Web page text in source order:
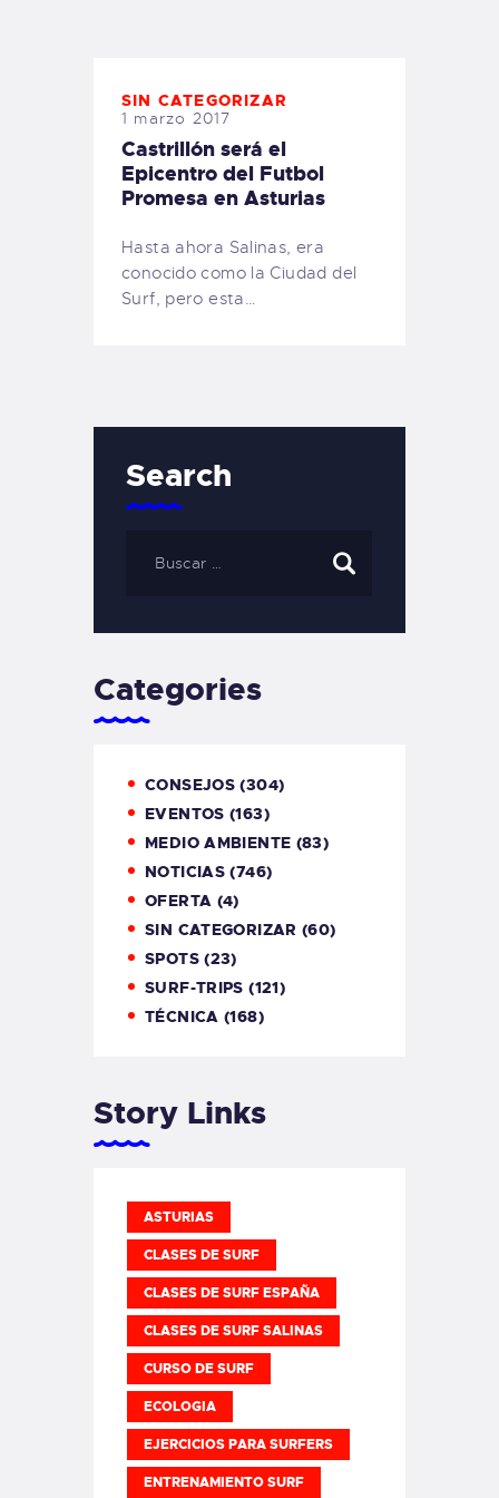
SIN CATEGORIZAR
1 marzo 2017
Castrillón será el
Epicentro del Futbol
Promesa en Asturias
Hasta ahora Salinas, era
conocido como la Ciudad del
Surf, pero esta…
Search
Categories
CONSEJOS (304)
EVENTOS (163)
MEDIO AMBIENTE (83)
NOTICIAS (746)
OFERTA (4)
SIN CATEGORIZAR (60)
SPOTS(23)
SURF-TRIPS (121)
TÉCNICA (168)
Story Links
ASTURIAS
CLASES DE SURF
CLASES DE SURF ESPAÑA
CLASES DE SURF SALINAS
CURSO DE SURF
ECOLOGIA
EJERCICIOS PARA SURFERS
ENTRENAMIENTO SURF